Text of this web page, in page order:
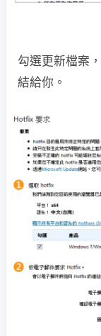
勾選更新檔案
結給你。